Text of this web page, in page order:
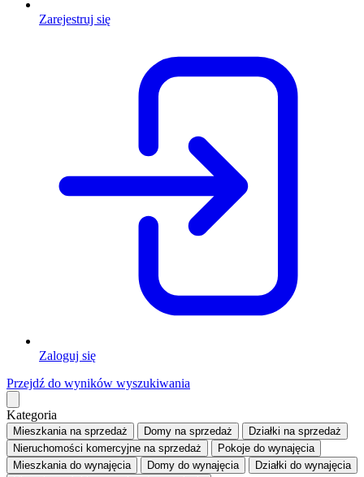
Zarejestruj się
Zaloguj się
Przejdź do wyników wyszukiwania
Kategoria
Mieszkaniana sprzedaż Domy na sprzedaż Działki na sprzedaż
Nieruchomości komercyjne na sprzedaż Pokoje do wynajęcia
Mieszkaniado wynajęcia Domy do wynajęcia Działki do wynajęcia